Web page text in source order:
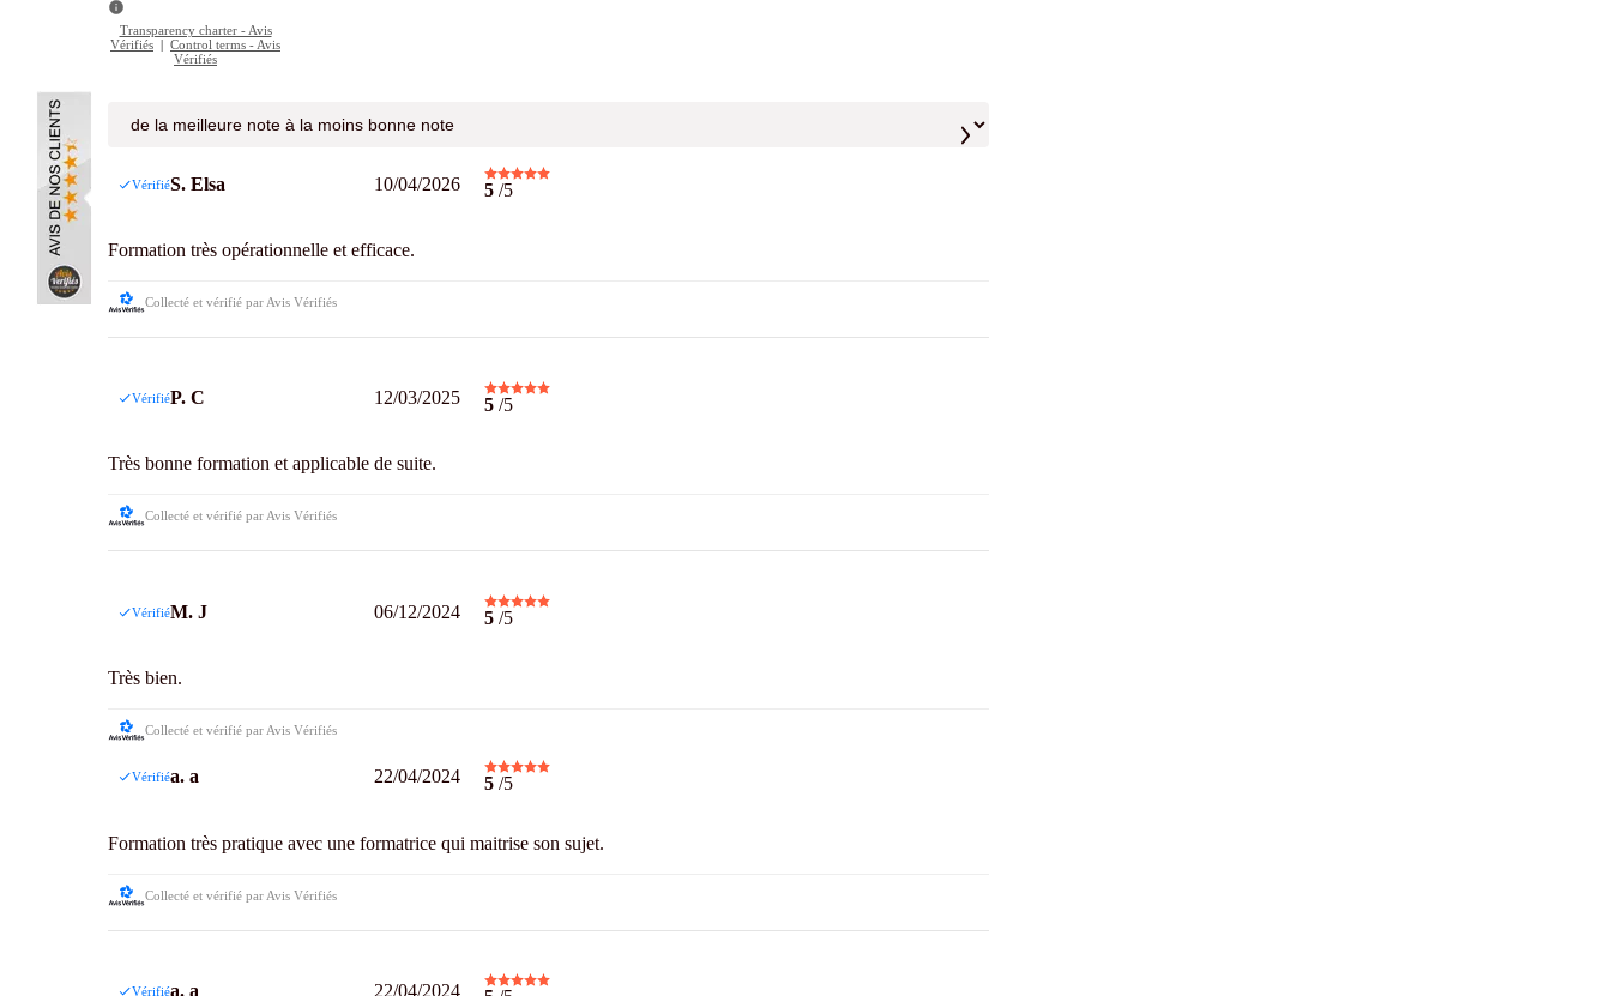
Transparency charter - Avis
Vérifiés
Control terms - Avis
Vérifiés
VérifiéS. Elsa 10/04/2026 5/5
Formation très opérationnelle et efficace.
Collecté et vérifié par Avis Vérifiés
VérifiéP. C 12/03/2025 5/5
Très bonne formation et applicable de suite.
Collecté et vérifié par Avis Vérifiés
VérifiéM. J 06/12/2024 5/5
Très bien.
Collecté et vérifié par Avis Vérifiés
Vérifiéa. a 22/04/2024 5/5
Formation très pratique avec une formatrice qui maitrise son sujet.
Collecté et vérifié par Avis Vérifiés
Vérifiéa. a 22/04/2024